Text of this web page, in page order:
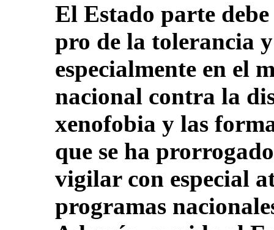
El Estado parte
pro de la tolerancia
especialmente en el
nacional contra la
xenofobia y las
que se ha
vigilar con especial
programas